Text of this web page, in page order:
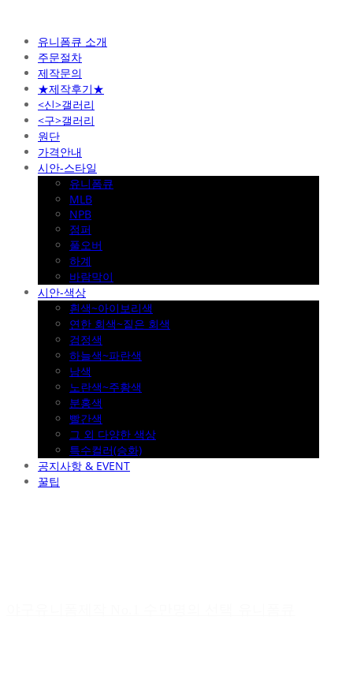
유니폼큐 소개
주문절차
제작문의
★제작후기★
<신>갤러리
<구>갤러리
원단
가격안내
시안-스타일
유니폼큐
MLB
NPB
점퍼
풀오버
하계
바람막이
시안-색상
흰색~아이보리색
연한 회색~짙은 회색
검정색
하늘색~파란색
남색
노란색~주황색
분홍색
빨간색
그 외 다양한 색상
특수컬러(승화)
공지사항 & EVENT
꿀팁